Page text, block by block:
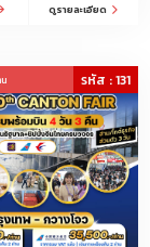
ดูรายละเอียด
รหัส : 131